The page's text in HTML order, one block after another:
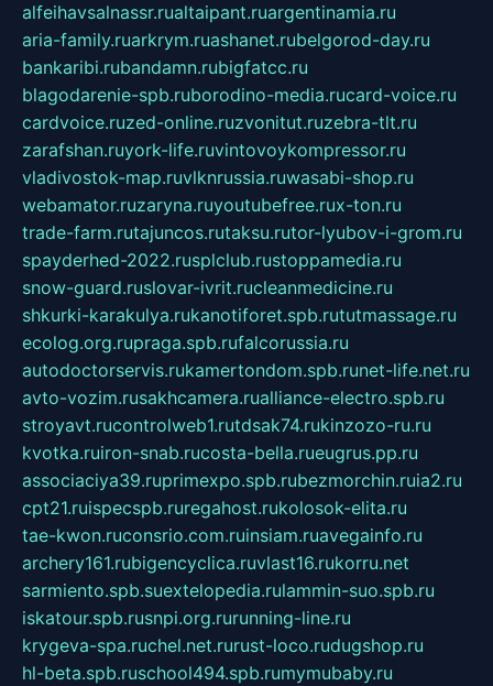
alfeihavsalnassr.rualtaipant.ruargentinamia.ru
aria-family.ruarkrym.ruashanet.rubelgorod-day.ru
bankaribi.rubandamn.rubigfatcc.ru
blagodarenie-spb.ruborodino-media.rucard-voice.ru
cardvoice.ruzed-online.ruzvonitut.ruzebra-tlt.ru
zarafshan.ruyork-life.ruvintovoykompressor.ru
vladivostok-map.ruvlknrussia.ruwasabi-shop.ru
webamator.ruzaryna.ruyoutubefree.rux-ton.ru
trade-farm.rutajuncos.rutaksu.rutor-lyubov-i-grom.ru
spayderhed-2022.rusplclub.rustoppamedia.ru
snow-guard.ruslovar-ivrit.rucleanmedicine.ru
shkurki-karakulya.rukanotiforet.spb.rututmassage.ru
ecolog.org.rupraga.spb.rufalcorussia.ru
autodoctorservis.rukamertondom.spb.runet-life.net.ru
avto-vozim.rusakhcamera.rualliance-electro.spb.ru
stroyavt.rucontrolweb1.rutdsak74.rukinzozo-ru.ru
kvotka.ruiron-snab.rucosta-bella.rueugrus.pp.ru
associaciya39.ruprimexpo.spb.rubezmorchin.ruia2.ru
cpt21.ruispecspb.ruregahost.rukolosok-elita.ru
tae-kwon.ruconsrio.com.ruinsiam.ruavegainfo.ru
archery161.rubigencyclica.ruvlast16.rukorru.net
sarmiento.spb.suextelopedia.rulammin-suo.spb.ru
iskatour.spb.rusnpi.org.rurunning-line.ru
krygeva-spa.ruchel.net.rurust-loco.rudugshop.ru
hl-beta.spb.ruschool494.spb.rumymubaby.ru